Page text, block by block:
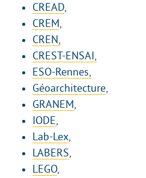
CREAD
CREM
CREN,
CREST-ENSAI,
ESO-Rennes,
Géoarchitecture
GRANEM
IODE
Lab-Lex
LABERS
LEGO,